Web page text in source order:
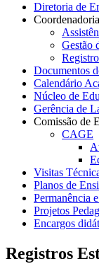
Diretoria de
Gestão
Documentos
Calendário
Núcleo de
Gerência de
Comissão de
CAGE
Visitas
Planos de
Permanência
Projetos
Encargos
Registros